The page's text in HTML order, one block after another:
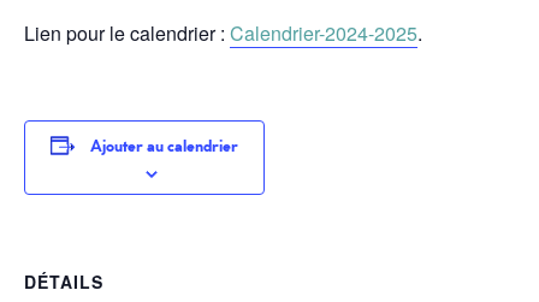
Lien pour le calendrier : Calendrier-2024-2025.
Ajouter au calendrier
DÉTAILS